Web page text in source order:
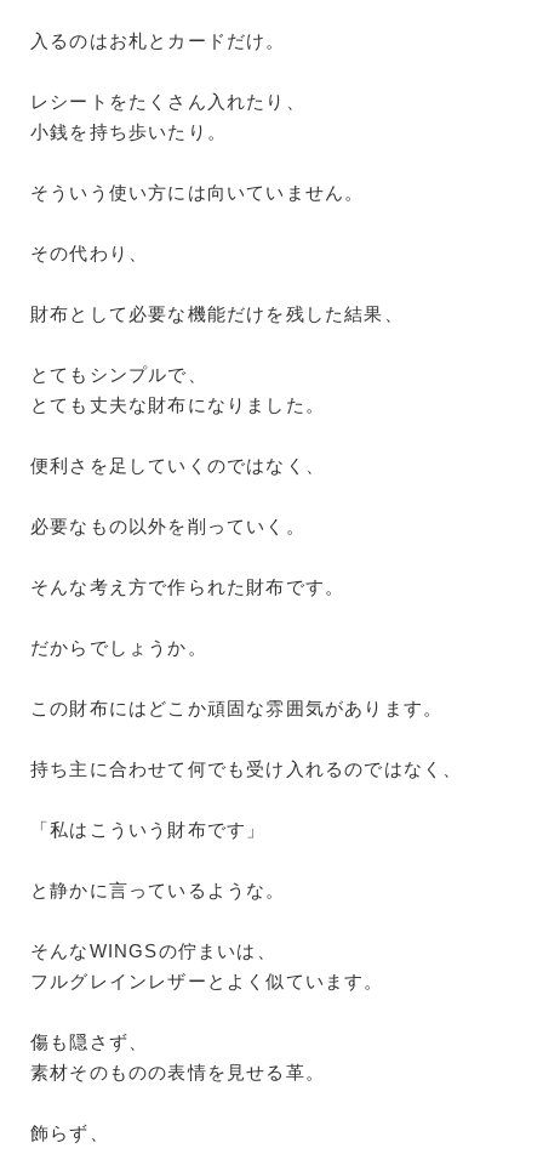
入るのはお札とカードだけ。
レシートをたくさん入れたり、
小銭を持ち歩いたり。
そういう使い方には向いていません。
その代わり、
財布として必要な機能だけを残した結果、
とてもシンプルで、
とても丈夫な財布になりました。
便利さを足していくのではなく、
必要なもの以外を削っていく。
そんな考え方で作られた財布です。
だからでしょうか。
この財布にはどこか頑固な雰囲気があります。
持ち主に合わせて何でも受け入れるのではなく、
「私はこういう財布です」
と静かに言っているような。
そんなWINGSの佇まいは、
フルグレインレザーとよく似ています。
傷も隠さず、
素材そのものの表情を見せる革。
飾らず、